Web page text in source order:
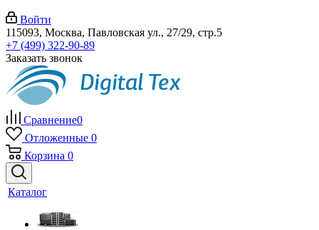
Войти
115093, Москва, Павловская ул., 27/29, стр.5
+7 (499) 322-90-89
Заказать звонок
Сравнение0
Отложенные 0
Корзина 0
Каталог